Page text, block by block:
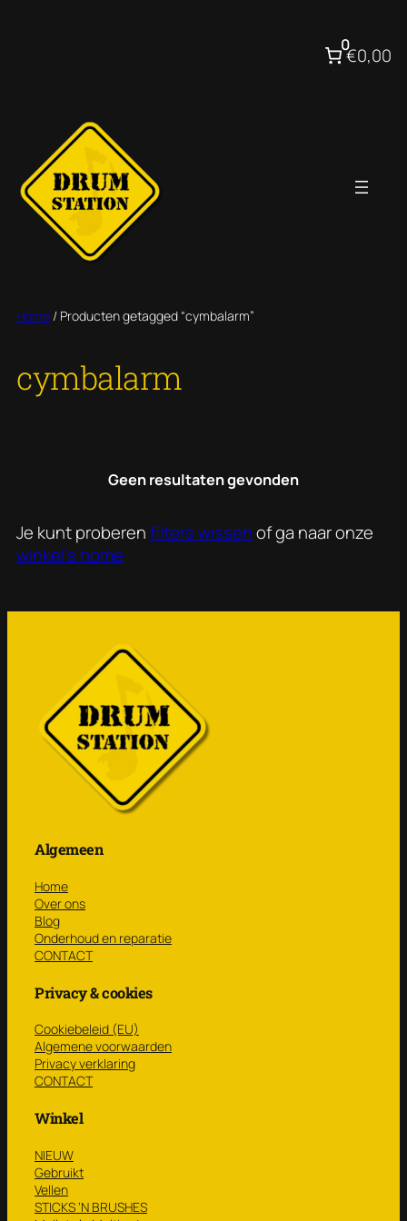
0€0,00
Home / Producten getagged “cymbalarm”
cymbalarm
Geen resultaten gevonden
Je kunt proberenfilters wissenof ga naar onze
winkel's home
Algemeen
Home
Over ons
Blog
Onderhoud en reparatie
CONTACT
Privacy & cookies
Cookiebeleid (EU)
Algemene voorwaarden
Privacy verklaring
CONTACT
Winkel
NIEUW
Gebruikt
Vellen
STICKS ‘N BRUSHES